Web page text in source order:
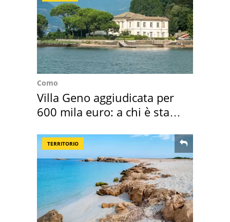
Como
Villa Geno aggiudicata per
600 mila euro: a chi è stata
TERRITORIO